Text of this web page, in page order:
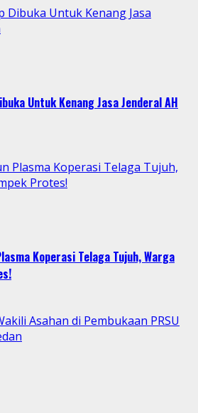
Dibuka Untuk Kenang Jasa
Untuk Kenang Jasa Jenderal AH
Plasma Koperasi Telaga Tujuh,
Protes!
Koperasi Telaga Tujuh, Warga
Asahan di Pembukaan PRSU